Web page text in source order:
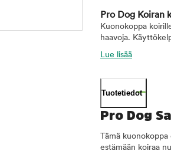
Pro Dog Koiran
Kuonokoppa
haavoja.
Lue lisää
Tuotetiedot
Pro Dog
Tämä
estämään koiraa